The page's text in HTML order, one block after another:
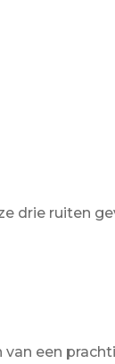
drie ruiten
van een